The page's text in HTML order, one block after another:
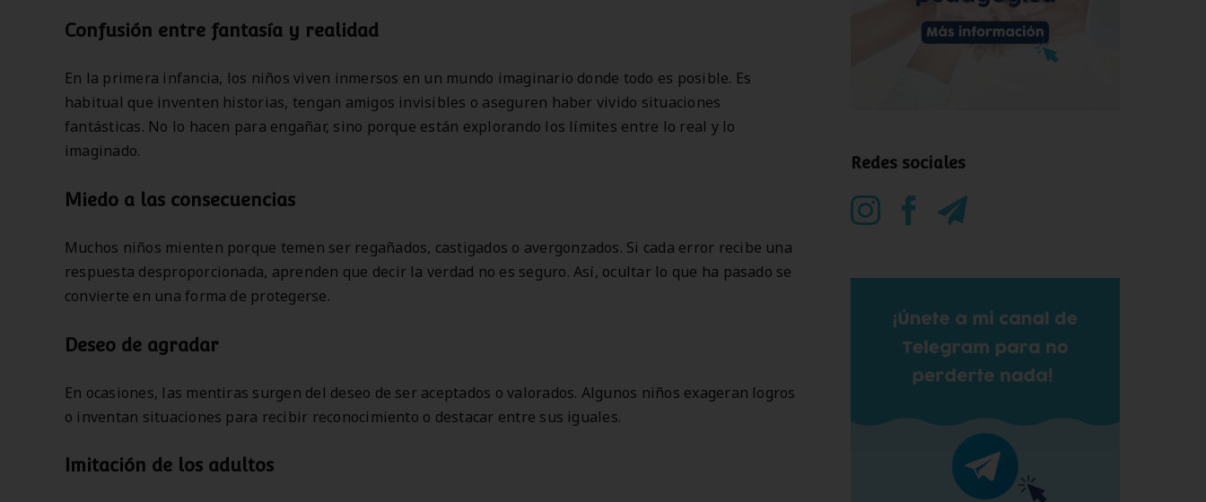
Confusión entre fantasía y realidad
En la primera infancia, los niños viven inmersos en un mundo imaginario donde todo es posible. Es
habitual que inventen historias, tengan amigos invisibles o aseguren haber vivido situaciones
fantásticas. No lo hacen para engañar, sino porque están explorando los límites entre lo real y lo
imaginado.
Miedo a las consecuencias
Muchos niños mienten porque temen ser regañados, castigados o avergonzados. Si cada error recibe una
respuesta desproporcionada, aprenden que decir la verdad no es seguro. Así, ocultar lo que ha pasado se
convierte en una forma de protegerse.
Deseo de agradar
En ocasiones, las mentiras surgen del deseo de ser aceptados o valorados. Algunos niños exageran logros
o inventan situaciones para recibir reconocimiento o destacar entre sus iguales.
Imitación de los adultos
Redes sociales